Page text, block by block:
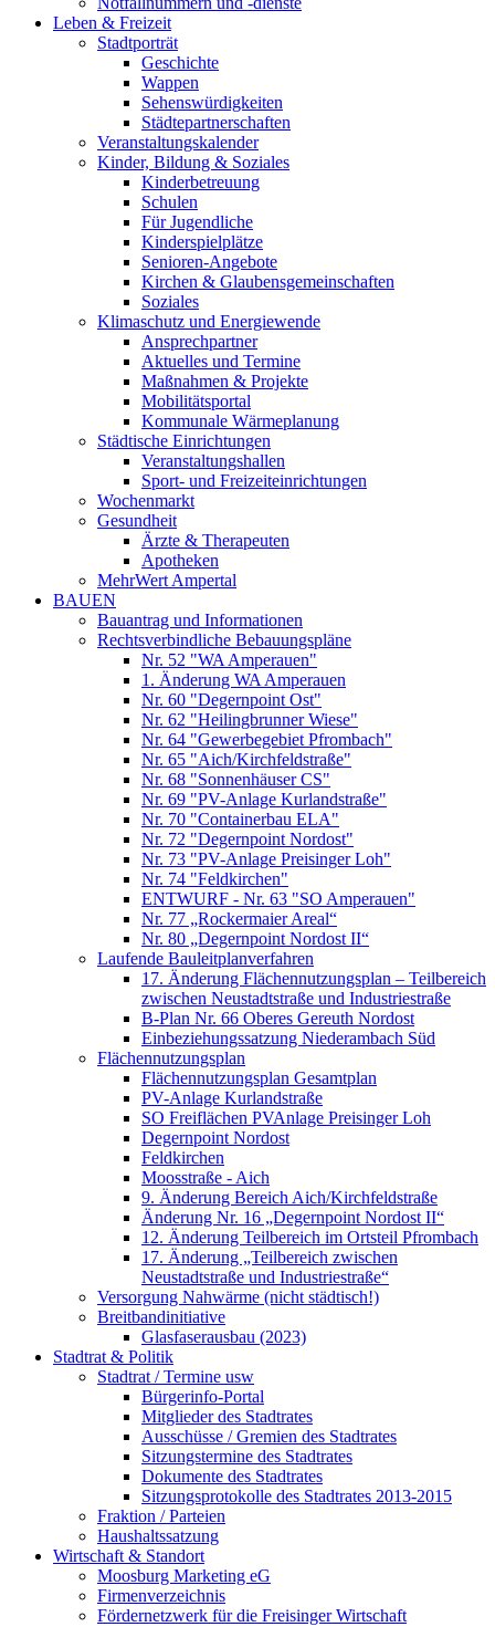
Leben & Freizeit
Stadtporträt
Geschichte
Wappen
Sehenswürdigkeiten
Städtepartnerschaften
Veranstaltungskalender
Kinder, Bildung & Soziales
Kinderbetreuung
Schulen
Für Jugendliche
Kinderspielplätze
Senioren-Angebote
Kirchen & Glaubensgemeinschaften
Soziales
Klimaschutz und Energiewende
Ansprechpartner
Aktuelles und Termine
Maßnahmen & Projekte
Mobilitätsportal
Kommunale Wärmeplanung
Städtische Einrichtungen
Veranstaltungshallen
Sport- und Freizeiteinrichtungen
Wochenmarkt
Gesundheit
Ärzte & Therapeuten
Apotheken
MehrWert Ampertal
BAUEN
Bauantrag und Informationen
Rechtsverbindliche Bebauungspläne
Nr. 52 "WA Amperauen"
1. Änderung WA Amperauen
Nr. 60 "Degernpoint Ost"
Nr. 62 "Heilingbrunner Wiese"
Nr. 64 "Gewerbegebiet Pfrombach"
Nr. 65 "Aich/Kirchfeldstraße"
Nr. 68 "Sonnenhäuser CS"
Nr. 69 "PV-Anlage Kurlandstraße"
Nr. 70 "Containerbau ELA"
Nr. 72 "Degernpoint Nordost"
Nr. 73 "PV-Anlage Preisinger Loh"
Nr. 74 "Feldkirchen"
ENTWURF - Nr. 63 "SO Amperauen"
Nr. 77 „Rockermaier Areal“
Nr. 80 „Degernpoint Nordost II“
Laufende Bauleitplanverfahren
17. Änderung Flächennutzungsplan – Teilbereich
zwischen Neustadtstraße und Industriestraße
B-Plan Nr. 66 Oberes Gereuth Nordost
Einbeziehungssatzung Niederambach Süd
Flächennutzungsplan
Flächennutzungsplan Gesamtplan
PV-Anlage Kurlandstraße
SO Freiflächen PV­Anlage Preisinger Loh
Degernpoint Nordost
Feldkirchen
Moosstraße - Aich
9. Änderung Bereich Aich/Kirchfeldstraße
Änderung Nr. 16 „Degernpoint Nordost II“
12. Änderung Teilbereich im Ortsteil Pfrombach
17. Änderung „Teilbereich zwischen
Neustadtstraße und Industriestraße“
Versorgung Nahwärme (nicht städtisch!)
Breitbandinitiative
Glasfaserausbau (2023)
Stadtrat & Politik
Stadtrat / Termine usw
Bürgerinfo-Portal
Mitglieder des Stadtrates
Ausschüsse / Gremien des Stadtrates
Sitzungstermine des Stadtrates
Dokumente des Stadtrates
Sitzungsprotokolle des Stadtrates 2013-2015
Fraktion / Parteien
Haushaltssatzung
Wirtschaft & Standort
Moosburg Marketing eG
Firmenverzeichnis
Fördernetzwerk für die Freisinger Wirtschaft